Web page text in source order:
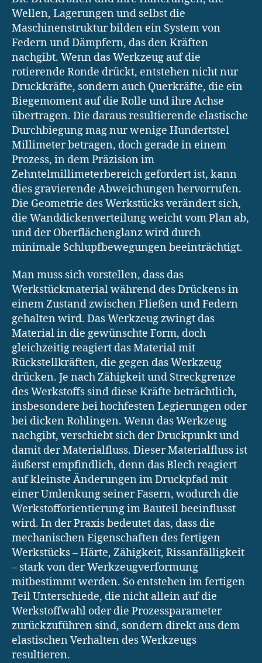
Wellen, Lagerungen und selbst die
Maschinenstruktur bilden ein System von
Federn und Dämpfern, das den Kräften
nachgibt. Wenn das Werkzeug auf die
rotierende Ronde drückt, entstehen nicht nur
Druckkräfte, sondern auch Querkräfte, die ein
Biegemoment auf die Rolle und ihre Achse
übertragen. Die daraus resultierende elastische
Durchbiegung mag nur wenige Hundertstel
Millimeter betragen, doch gerade in einem
Prozess, in dem Präzision im
Zehntelmillimeterbereich gefordert ist, kann
dies gravierende Abweichungen hervorrufen.
Die Geometrie des Werkstücks verändert sich,
die Wanddickenverteilung weicht vom Plan ab,
und der Oberflächenglanz wird durch
minimale Schlupfbewegungen beeinträchtigt.
Man muss sich vorstellen, dass das
Werkstückmaterial während des Drückens in
einem Zustand zwischen Fließen und Federn
gehalten wird. Das Werkzeug zwingt das
Material in die gewünschte Form, doch
gleichzeitig reagiert das Material mit
Rückstellkräften, die gegen das Werkzeug
drücken. Je nach Zähigkeit und Streckgrenze
des Werkstoffs sind diese Kräfte beträchtlich,
insbesondere bei hochfesten Legierungen oder
bei dicken Rohlingen. Wenn das Werkzeug
nachgibt, verschiebt sich der Druckpunkt und
damit der Materialfluss. Dieser Materialfluss ist
äußerst empfindlich, denn das Blech reagiert
auf kleinste Änderungen im Druckpfad mit
einer Umlenkung seiner Fasern, wodurch die
Werkstofforientierung im Bauteil beeinflusst
wird. In der Praxis bedeutet das, dass die
mechanischen Eigenschaften des fertigen
Werkstücks – Härte, Zähigkeit, Rissanfälligkeit
– stark von der Werkzeugverformung
mitbestimmt werden. So entstehen im fertigen
Teil Unterschiede, die nicht allein auf die
Werkstoffwahl oder die Prozessparameter
zurückzuführen sind, sondern direkt aus dem
elastischen Verhalten des Werkzeugs
resultieren.